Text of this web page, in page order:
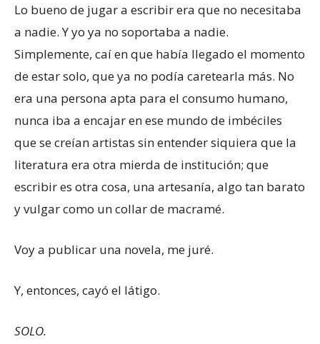
Lo bueno de jugar a escribir era que no necesitaba
a nadie. Y yo ya no soportaba a nadie.
Simplemente, caí en que había llegado el momento
de estar solo, que ya no podía caretearla más. No
era una persona apta para el consumo humano,
nunca iba a encajar en ese mundo de imbéciles
que se creían artistas sin entender siquiera que la
literatura era otra mierda de institución; que
escribir es otra cosa, una artesanía, algo tan barato
y vulgar como un collar de macramé.
Voy a publicar una novela, me juré.
Y, entonces, cayó el látigo.
SOLO.